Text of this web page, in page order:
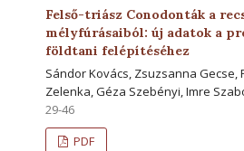
Felső-triász Conodonták a
mélyfúrásaiból: új adatok a
földtani felépítéséhez
Sándor Kovács, Zsuzsanna Gecse,
Zelenka, Géza Szebényi, Imre
29-46
PDF